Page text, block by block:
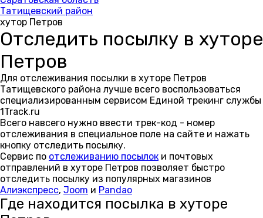
Татищевский район
хутор Петров
Отследить посылку в хуторе
Петров
Для отслеживания посылки в хуторе Петров
Татищевского района лучше всего воспользоваться
специализированным сервисом Единой трекинг службы
1Track.ru
Всего навсего нужно ввести трек-код - номер
отслеживания в специальное поле на сайте и нажать
кнопку отследить посылку.
Сервис по отслеживанию посылок и почтовых
отправлений в хуторе Петров позволяет быстро
отследить посылку из популярных магазинов
Алиэкспресс, Joom и Pandao
Где находится посылка в хуторе